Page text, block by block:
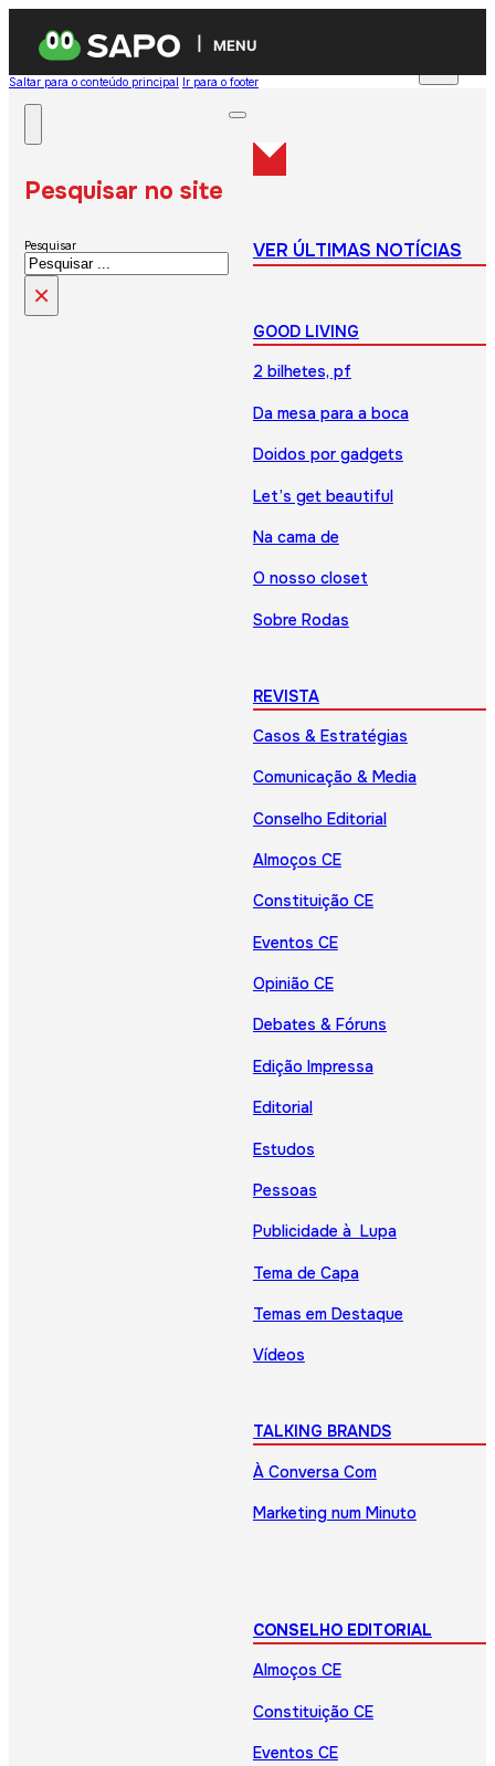
MENU
Saltar para o conteúdo principal Ir para o footer
Pesquisar no site
Pesquisar
×
VER ÚLTIMAS NOTÍCIAS
GOOD LIVING
2 bilhetes, pf
Da mesa para a boca
Doidos por gadgets
Let’s get beautiful
Na cama de
O nosso closet
Sobre Rodas
REVISTA
Casos & Estratégias
Comunicação & Media
Conselho Editorial
Almoços CE
Constituição CE
Eventos CE
Opinião CE
Debates & Fóruns
Edição Impressa
Editorial
Estudos
Pessoas
Publicidade à Lupa
Tema de Capa
Temas em Destaque
Vídeos
TALKING BRANDS
À Conversa Com
Marketing num Minuto
CONSELHO EDITORIAL
Almoços CE
Constituição CE
Eventos CE